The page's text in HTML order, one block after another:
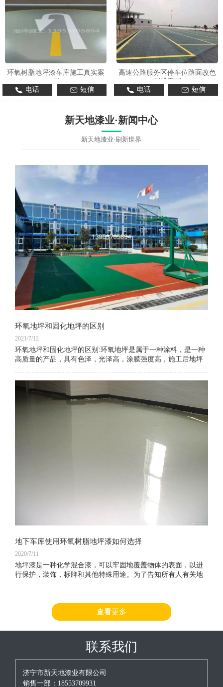
环氧树脂地坪漆车库施工真实案
电话
短信
高速公路服务区停车位路面改色
电话
短信
新天地漆业·新闻中心
新天地漆业·刷新世界
环氧地坪和固化地坪的区别
2021/7/12
环氧地坪和固化地坪的区别:环氧地坪是属于一种涂料，是一种
高质量的产品，具有色泽，光泽高，涂膜强度高，施工后地坪
磨，
地下车库使用环氧树脂地坪漆如何选择
2020/7/11
地坪漆是一种化学混合漆，可以牢固地覆盖物体的表面，以进
行保护，装饰，标牌和其他特殊用途。为了告知所有人有关地
查看更多
联系我们
济宁市新天地漆业有限公司
销售一部：18553709931